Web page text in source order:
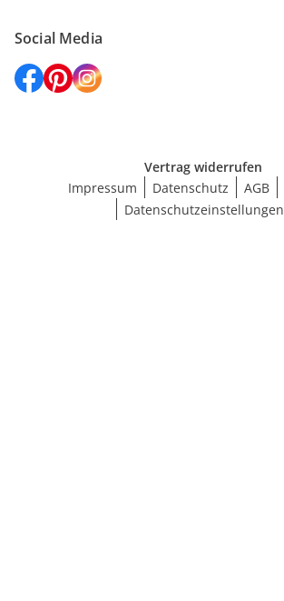
Social Media
Vertrag widerrufen
Impressum
Datenschutz AGB
Datenschutzeinstellungen